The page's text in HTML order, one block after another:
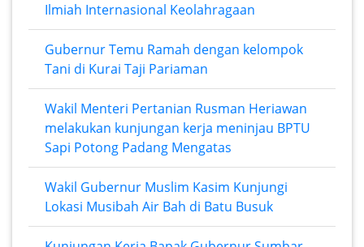
Ilmiah Internasional Keolahragaan
Gubernur Temu Ramah dengan kelompok
Tani di Kurai Taji Pariaman
Wakil Menteri Pertanian Rusman Heriawan
melakukan kunjungan kerja meninjau BPTU
Sapi Potong Padang Mengatas
Wakil Gubernur Muslim Kasim Kunjungi
Lokasi Musibah Air Bah di Batu Busuk